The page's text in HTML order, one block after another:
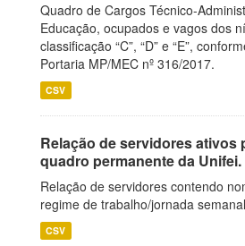
Quadro de Cargos Técnico-
Educação, ocupados e vagos dos
classificação “C”, “D” e “E”,
Portaria MP/MEC nº 316/2017.
CSV
Relação de servidores ativos
quadro permanente da Unifei.
Relação de servidores contendo
regime de trabalho/jornada
CSV